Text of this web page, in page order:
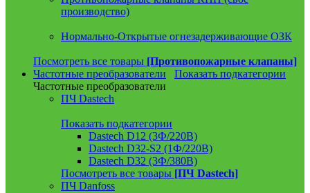
производство)
Нормально-Открытые огнезадерживающие ОЗК
Посмотреть все товары [Противопожарные клапаны]
Частотные преобразователи
Показать подкатегории
Частотные преобразователи
ПЧ Dastech
Показать подкатегории
Dastech D12 (3Ф/220В)
Dastech D32-S2 (1Ф/220В)
Dastech D32 (3Ф/380В)
Посмотреть все товары [ПЧ Dastech]
ПЧ Danfoss